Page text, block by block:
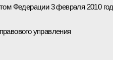
Федерации 3 февраля 2010
управления